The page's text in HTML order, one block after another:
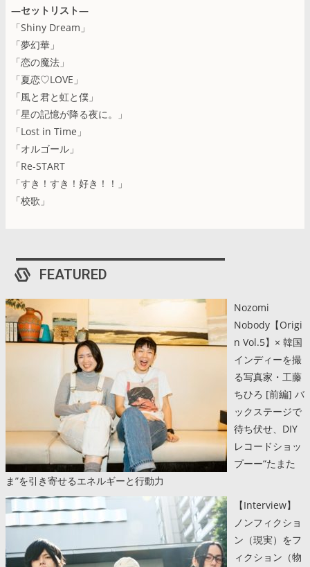
―セットリスト―
「Shiny Dream」
「夢幻華」
「恋の魔法」
「夏恋♡LOVE」
「風と君と虹と僕」
「星の記憶が降る夜に。」
「Lost in Time」
「オルゴール」
「Re-START
「すき！すき！好き！！」
「校歌」
FEATURED
Nozomi
Nobody【Origi
n Vol.5】× 韓国
インディーを撮
る写真家・工藤
ちひろ [前編] バ
ックステージで
待ち伏せ、DIY
レコードショッ
プーー“たまた
ま”を引き寄せるエネルギーと行動力
【Interview】
ノンフィクショ
ン（現実）をフ
ィクション（物